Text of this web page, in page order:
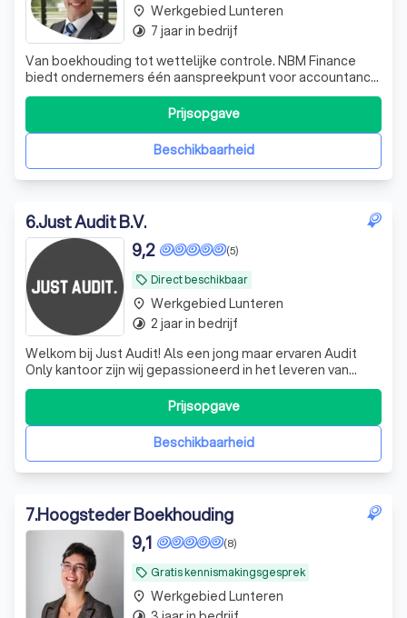
Van boekhouding tot wettelijke controle. NBM Finance
biedt ondernemers één aanspreekpunt voor accountancy,
belastingadvies, audits en financieel advies.
Beschikbaarheid
Prijsopgave
place Werkgebied Lunteren
timelapse 7 jaar in bedrijf
6.Just Audit B.V.
local_offer Direct beschikbaar
(5)
9,2
Welkom bij Just Audit! Als een jong maar ervaren Audit
Only kantoor zijn wij gepassioneerd in het leveren van
ongeëvenaarde audit- en assurance-diensten aan onze
diverse klantenkring. Ons team van hoogopgeleide
professionals combineert diepgaande expertise met een
toegewijde klantgerichte aanpak om
Beschikbaarheid
Prijsopgave
place Werkgebied Lunteren
timelapse 2 jaar in bedrijf
7.Hoogsteder Boekhouding
local_offer Gratis kennismakingsgesprek
(8)
9,1
place Werkgebied Lunteren